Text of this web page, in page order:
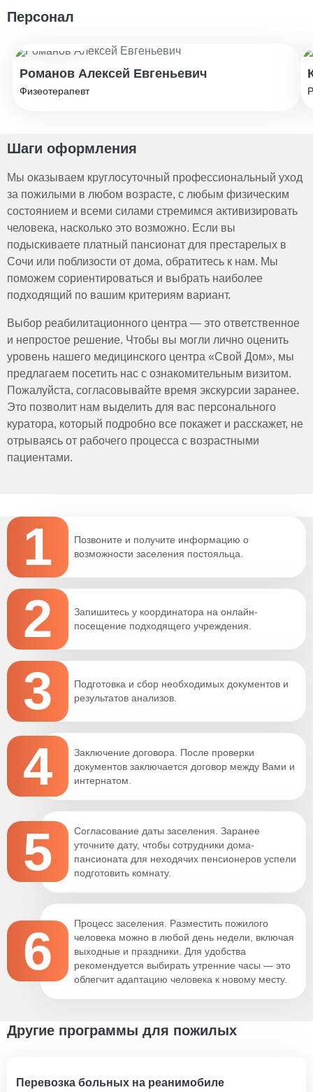
Персонал
Романов Алексей Евгеньевич
Физеотерапевт
Шаги оформления
Мы оказываем круглосуточный профессиональный уход
за пожилыми в любом возрасте, с любым физическим
состоянием и всеми силами стремимся активизировать
человека, насколько это возможно. Если вы
подыскиваете платный пансионат для престарелых в
Сочи или поблизости от дома, обратитесь к нам. Мы
поможем сориентироваться и выбрать наиболее
подходящий по вашим критериям вариант.
Выбор реабилитационного центра — это ответственное
и непростое решение. Чтобы вы могли лично оценить
уровень нашего медицинского центра «Свой Дом», мы
предлагаем посетить нас с ознакомительным визитом.
Пожалуйста, согласовывайте время экскурсии заранее.
Это позволит нам выделить для вас персонального
куратора, который подробно все покажет и расскажет, не
отрываясь от рабочего процесса с возрастными
пациентами.
1
Позвоните и получите информацию о
возможности заселения постояльца.
2
Запишитесь у координатора на онлайн-
посещение подходящего учреждения.
3
Подготовка и сбор необходимых документов и
результатов анализов.
4
Заключение договора. После проверки
документов заключается договор между Вами и
интернатом.
5
Согласование даты заселения. Заранее
уточните дату, чтобы сотрудники дома-
пансионата для неходячих пенсионеров успели
подготовить комнату.
6
Процесс заселения. Разместить пожилого
человека можно в любой день недели, включая
выходные и праздники. Для удобства
рекомендуется выбирать утренние часы — это
облегчит адаптацию человека к новому месту.
Другие программы для пожилых
Перевозка больных на реанимобиле